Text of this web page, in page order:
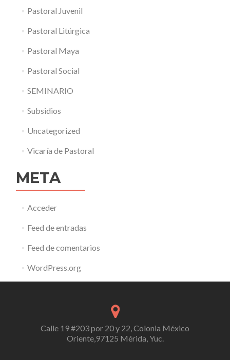
Pastoral Juvenil
Pastoral Litúrgica
Pastoral Maya
Pastoral Social
SEMINARIO
Subsidios
Uncategorized
Vicaría de Pastoral
META
Acceder
Feed de entradas
Feed de comentarios
WordPress.org
Calle 19 #203 por 20 y 22, Colonia México
Oriente,97125 Mérida, Yuc.